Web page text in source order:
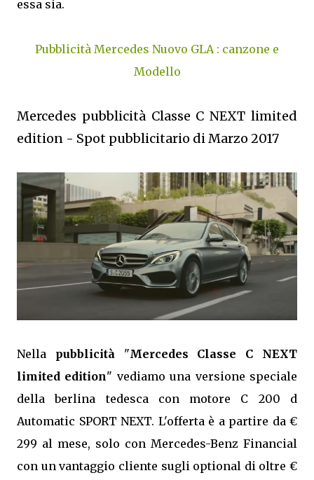
essa sia.
Pubblicità Mercedes Nuovo GLA : canzone e
Modello
Mercedes pubblicità Classe C NEXT limited
edition - Spot pubblicitario di Marzo 2017
Nella pubblicità "Mercedes Classe C NEXT
limited edition" vediamo una versione speciale
della berlina tedesca con motore C 200 d
Automatic SPORT NEXT. L'offerta è a partire da €
299 al mese, solo con Mercedes-Benz Financial
con un vantaggio cliente sugli optional di oltre €